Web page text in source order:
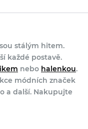
stálým hitem.
každé postavě.
nebo halenkou.
módních značek
a další. Nakupujte